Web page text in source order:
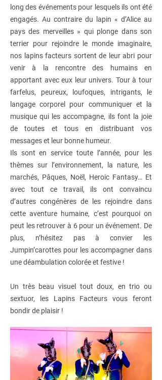
long des événements pour lesquels ils ont été
engagés. Au contraire du lapin « d’Alice au
pays des merveilles » qui plonge dans son
terrier pour rejoindre le monde imaginaire,
nos lapins facteurs sortent de leur abri pour
venir à la rencontre des humains en
apportant avec eux leur univers. Tour à tour
farfelus, peureux, loufoques, intrigants, le
langage corporel pour communiquer et la
musique qui les accompagne, ils font la joie
de toutes et tous en distribuant vos
messages et leur bonne humeur.
Ils sont en service toute l’année, pour les
thèmes sur l’environnement, la nature, les
marchés, Pâques, Noël, Heroic Fantasy… Et
avec tout ce travail, ils ont convaincu
d’autres congénères de les rejoindre dans
cette aventure humaine, c’est pourquoi on
peut les retrouver à 6 pour un événement. De
plus, n’hésitez pas à convier les
Jumpin’carottes pour les accompagner dans
une déambulation colorée et festive !
Un très beau visuel tout doux, en trio ou
sextuor, les Lapins Facteurs vous feront
bondir de plaisir !